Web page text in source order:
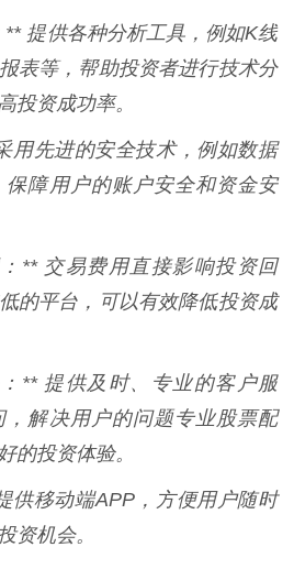
提供各种分析工具，例如K线
表等，帮助投资者进行技术分
投资成功率。
用先进的安全技术，例如数据
障用户的账户安全和资金安
** 交易费用直接影响投资回
的平台，可以有效降低投资成
** 提供及时、专业的客户服
解决用户的问题专业股票配
的投资体验。
供移动端APP，方便用户随时
资机会。